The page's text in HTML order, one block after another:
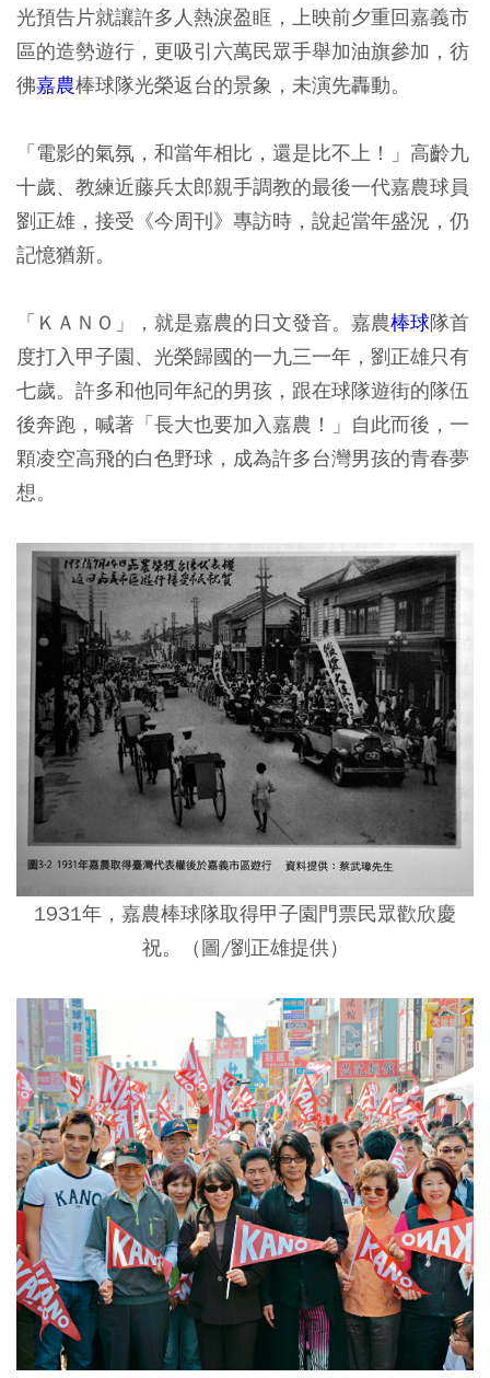
光預告片就讓許多人熱淚盈眶，上映前夕重回嘉義市
區的造勢遊行，更吸引六萬民眾手舉加油旗參加，彷
彿嘉農棒球隊光榮返台的景象，未演先轟動。
「電影的氣氛，和當年相比，還是比不上！」高齡九
十歲、教練近藤兵太郎親手調教的最後一代嘉農球員
劉正雄，接受《今周刊》專訪時，說起當年盛況，仍
記憶猶新。
「ＫＡＮＯ」，就是嘉農的日文發音。嘉農棒球隊首
度打入甲子園、光榮歸國的一九三一年，劉正雄只有
七歲。許多和他同年紀的男孩，跟在球隊遊街的隊伍
後奔跑，喊著「長大也要加入嘉農！」自此而後，一
顆凌空高飛的白色野球，成為許多台灣男孩的青春夢
想。
1931年，嘉農棒球隊取得甲子園門票民眾歡欣慶
祝。（圖/劉正雄提供）